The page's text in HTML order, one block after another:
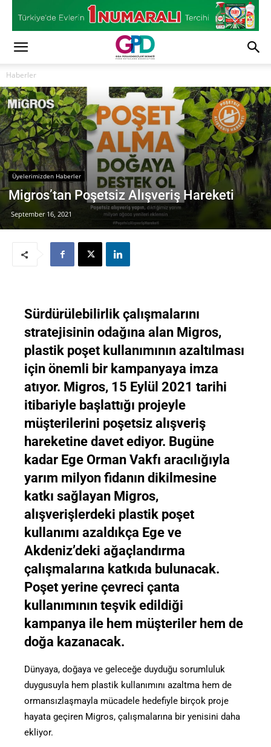
Haberler
Üyelerimizden Haberler
Migros’tan Poşetsiz Alışveriş Hareketi
September 16, 2021
Sürdürülebilirlik çalışmalarını
stratejisinin odağına alan Migros,
plastik poşet kullanımının azaltılması
için önemli bir kampanyaya imza
atıyor. Migros, 15 Eylül 2021 tarihi
itibariyle başlattığı projeyle
müşterilerini poşetsiz alışveriş
hareketine davet ediyor. Bugüne
kadar Ege Orman Vakfı aracılığıyla
yarım milyon fidanın dikilmesine
katkı sağlayan Migros,
alışverişlerdeki plastik poşet
kullanımı azaldıkça Ege ve
Akdeniz’deki ağaçlandırma
çalışmalarına katkıda bulunacak.
Poşet yerine çevreci çanta
kullanımının teşvik edildiği
kampanya ile hem müşteriler hem de
doğa kazanacak.
Dünyaya, doğaya ve geleceğe duyduğu sorumluluk
duygusuyla hem plastik kullanımını azaltma hem de
ormansızlaşmayla mücadele hedefiyle birçok proje
hayata geçiren Migros, çalışmalarına bir yenisini daha
ekliyor.